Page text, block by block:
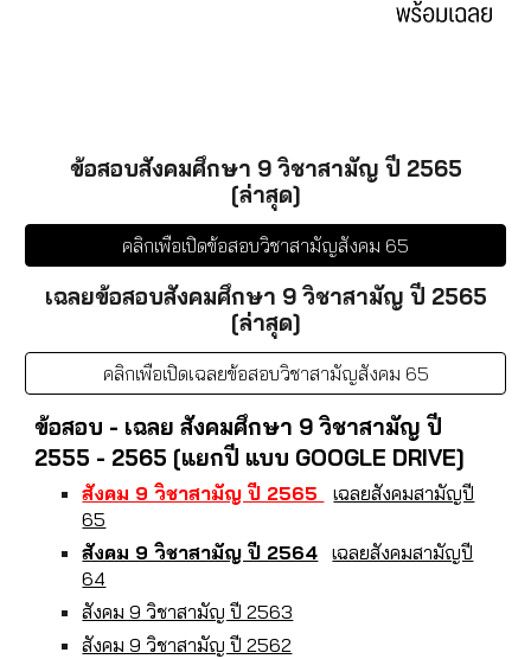
ข้อสอบสังคมศึกษา 9 วิชาสามัญ ปี 2565
[ล่าสุด]
คลิกเพื่อเปิดข้อสอบวิชาสามัญสังคม 65
เฉลยข้อสอบสังคมศึกษา 9 วิชาสามัญ ปี 2565
[ล่าสุด]
คลิกเพื่อเปิดเฉลยข้อสอบวิชาสามัญสังคม 65
ข้อสอบ - เฉลย สังคมศึกษา 9 วิชาสามัญ ปี
2555 - 2565 [แยกปี แบบ GOOGLE DRIVE]
สังคม 9 วิชาสามัญ ปี 2565
เฉลยสังคมสามัญปี
65
สังคม 9 วิชาสามัญ ปี 2564
เฉลยสังคมสามัญปี
64
สังคม 9 วิชาสามัญ ปี 2563
สังคม 9 วิชาสามัญ ปี 2562